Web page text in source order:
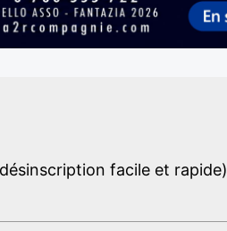
facile et rapide)